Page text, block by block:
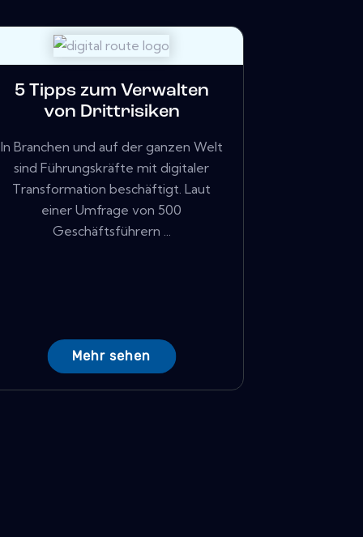
5 Tipps zum Verwalten
von Drittrisiken
In Branchen und auf der ganzen Welt
sind Führungskräfte mit digitaler
Transformation beschäftigt. Laut
einer Umfrage von 500
Geschäftsführern ...
Mehr sehen